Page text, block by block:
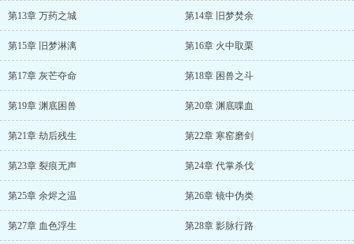
第13章 万药之城 第14章 旧梦焚余
第15章 旧梦淋漓 第16章 火中取栗
第17章 灰芒夺命 第18章 困兽之斗
第19章 渊底困兽 第20章 渊底喋血
第21章 劫后残生 第22章 寒窑磨剑
第23章 裂痕无声 第24章 代掌杀伐
第25章 余烬之温 第26章 镜中伪类
第27章 血色浮生 第28章 影脉行路